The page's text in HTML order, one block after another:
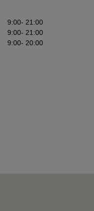
9:00- 21:00
9:00- 21:00
9:00- 20:00